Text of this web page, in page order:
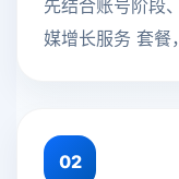
先结合账号阶段
媒增长服务 套餐
02